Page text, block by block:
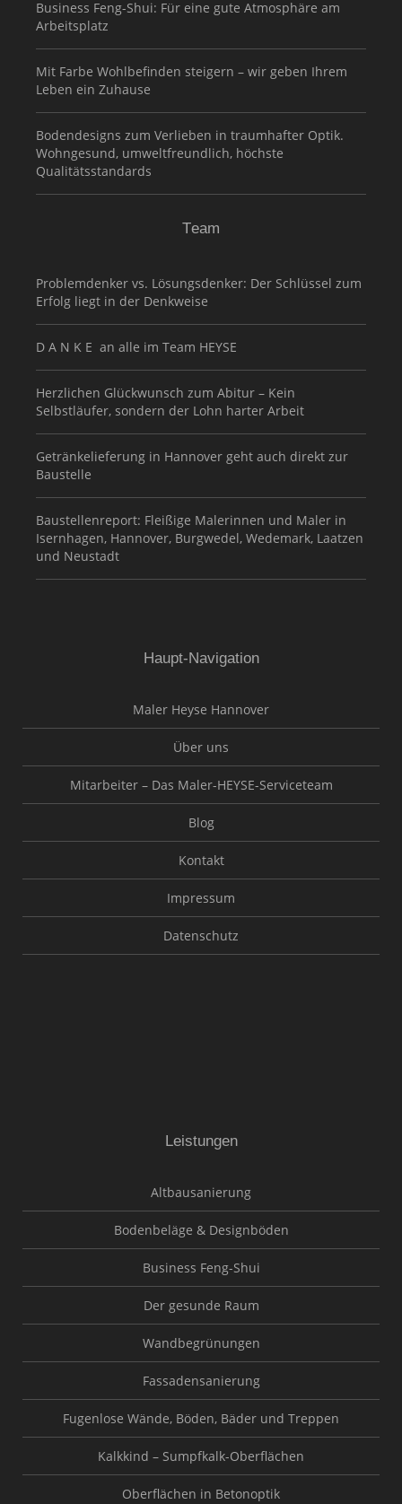
Business Feng-Shui: Für eine gute Atmosphäre am
Arbeitsplatz
Mit Farbe Wohlbefinden steigern – wir geben Ihrem
Leben ein Zuhause
Bodendesigns zum Verlieben in traumhafter Optik.
Wohngesund, umweltfreundlich, höchste
Qualitätsstandards
Team
Problemdenker vs. Lösungsdenker: Der Schlüssel zum
Erfolg liegt in der Denkweise
D A N K E an alle im Team HEYSE
Herzlichen Glückwunsch zum Abitur – Kein
Selbstläufer, sondern der Lohn harter Arbeit
Getränkelieferung in Hannover geht auch direkt zur
Baustelle
Baustellenreport: Fleißige Malerinnen und Maler in
Isernhagen, Hannover, Burgwedel, Wedemark, Laatzen
und Neustadt
Haupt-Navigation
Maler Heyse Hannover
Über uns
Mitarbeiter – Das Maler-HEYSE-Serviceteam
Blog
Kontakt
Impressum
Datenschutz
Leistungen
Altbausanierung
Bodenbeläge & Designböden
Business Feng-Shui
Der gesunde Raum
Wandbegrünungen
Fassadensanierung
Fugenlose Wände, Böden, Bäder und Treppen
Kalkkind – Sumpfkalk-Oberflächen
Oberflächen in Betonoptik